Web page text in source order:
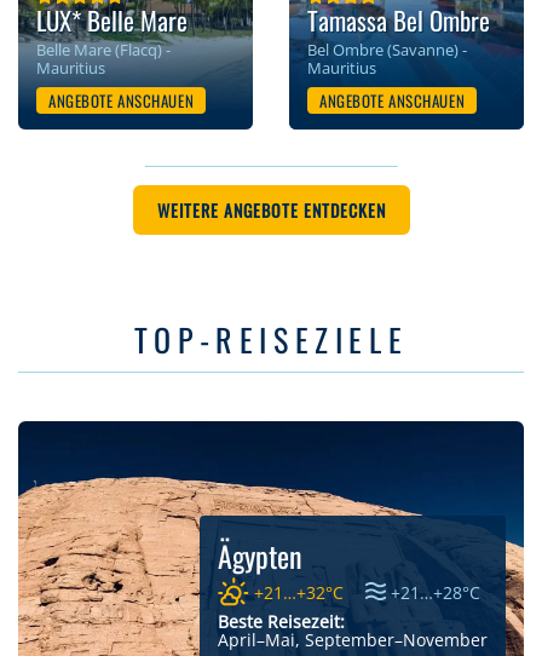
LUX* Belle Mare
Belle Mare (Flacq) -
Mauritius
ANGEBOTE ANSCHAUEN
Tamassa Bel Ombre
Bel Ombre (Savanne) -
Mauritius
ANGEBOTE ANSCHAUEN
WEITERE ANGEBOTE ENTDECKEN
TOP-REISEZIELE
Ägypten
+21…+32°C
+21…+28°C
Beste Reisezeit:
April–Mai, September–November